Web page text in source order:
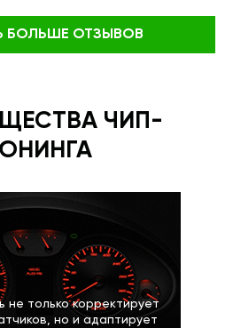
БОЛЬШЕ ОТЗЫВОВ
ЧИП-
не только корректирует
но и адаптирует